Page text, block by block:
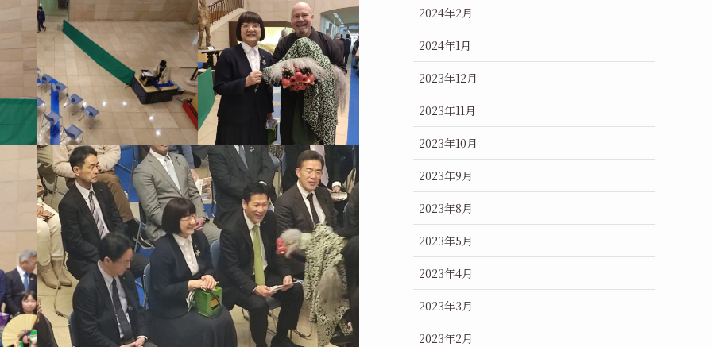
2024年2月
2024年1月
2023年12月
2023年11月
2023年10月
2023年9月
2023年8月
2023年5月
2023年4月
2023年3月
2023年2月